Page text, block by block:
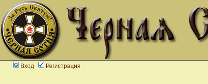
Вход Регистрация